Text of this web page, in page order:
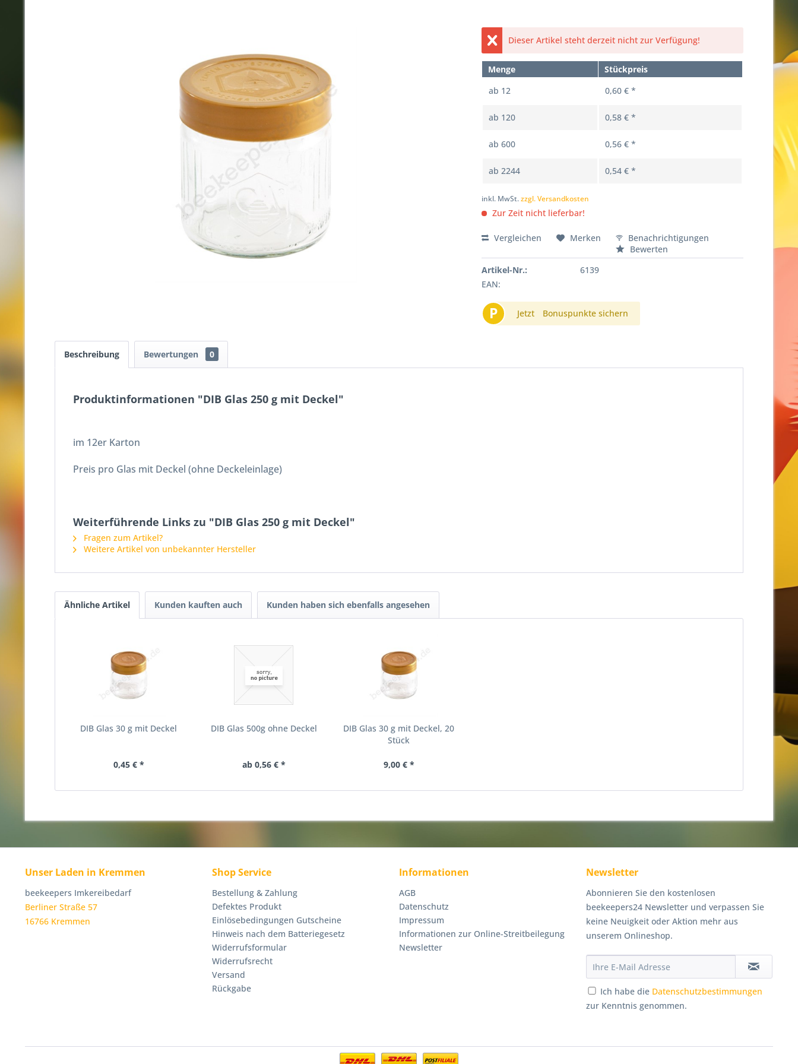
Dieser Artikel steht derzeit nicht zur Verfügung!
Menge
Stückpreis
ab 12 0,60 € *
ab 120 0,58 € *
ab600 0,56 € *
ab2244 0,54 € *
inkl. MwSt.zzgl. Versandkosten
Zur Zeit nicht lieferbar!
Vergleichen Merken
Benachrichtigungen
Bewerten
Artikel-Nr.:
6139
EAN:
P Jetzt Bonuspunkte sichern
Beschreibung Bewertungen 0
Produktinformationen "DIB Glas 250 g mit Deckel"
im 12er Karton
Preis pro Glas mit Deckel (ohne Deckeleinlage)
Weiterführende Links zu "DIB Glas 250 g mit Deckel"
Fragen zum Artikel?
Weitere Artikel von unbekannter Hersteller
Ähnliche Artikel Kunden kauften auch Kunden haben sich ebenfalls angesehen
DIB Glas 30 g mit Deckel
0,45 € *
DIB Glas 500g ohne Deckel
ab 0,56 € *
DIB Glas 30 g mit Deckel, 20
Stück
9,00 € *
Unser Laden in Kremmen
beekeepers Imkereibedarf
Berliner Straße 57
16766 Kremmen
Shop Service
Bestellung & Zahlung
Defektes Produkt
Einlösebedingungen Gutscheine
Hinweis nach dem Batteriegesetz
Widerrufsformular
Widerrufsrecht
Versand
Rückgabe
Informationen
AGB
Datenschutz
Impressum
Informationen zur Online-Streitbeilegung
Newsletter
Newsletter
Abonnieren Sie den kostenlosen
beekeepers24 Newsletter und verpassen Sie
keine Neuigkeit oder Aktion mehr aus
unserem Onlineshop.
Ich habe die Datenschutzbestimmungen
zur Kenntnis genommen.